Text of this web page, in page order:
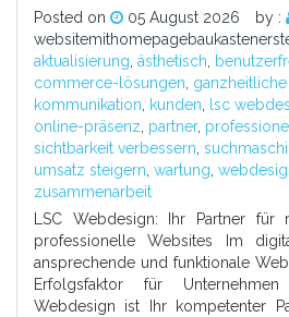
Posted on 05 August 2026
by :
aktualisierung ästhetisch
commerce-lösungen
kommunikation
kunden lsc
online-präsenz partner, professionell
sichtbarkeit verbessern
umsatz steigern wartung
zusammenarbeit
LSC Webdesign: Ihr Partner für
professionelle Websites Im
ansprechende und funktionale
Erfolgsfaktor für
Webdesign ist Ihr kompetenter